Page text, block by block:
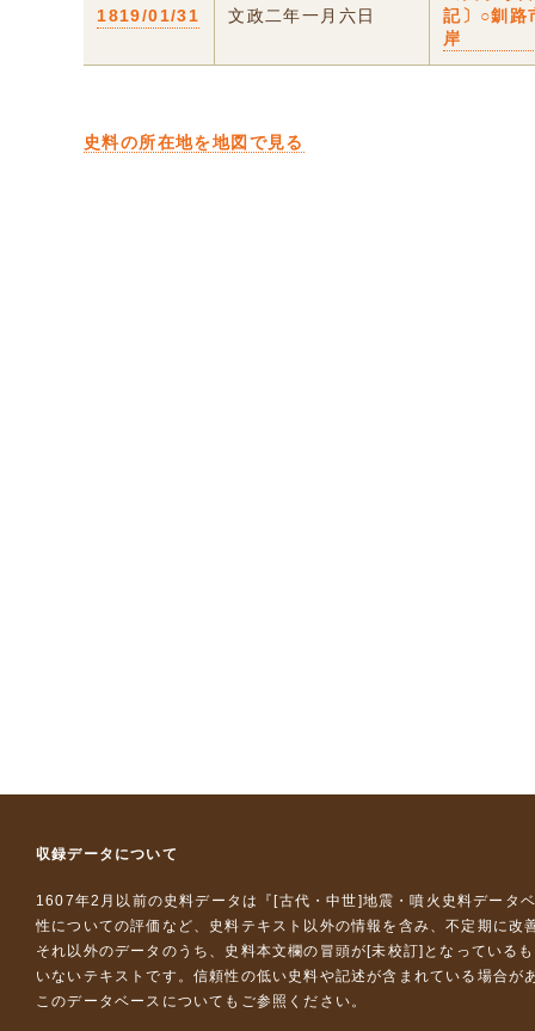
1819/01/31 文政二年一月六日
記〕○釧路
岸
史料の所在地を地図で見る
収録データについて
1607年2月以前の史料データは『 [古代・中世]地震・噴火史料データ
性についての評価など、史料テキスト以外の情報を含み、不定期に改
それ以外のデータのうち、史料本文欄の冒頭が[未校訂]となっている
いないテキストです。信頼性の低い史料や記述が含まれている場合が
このデータベースについて もご参照ください。